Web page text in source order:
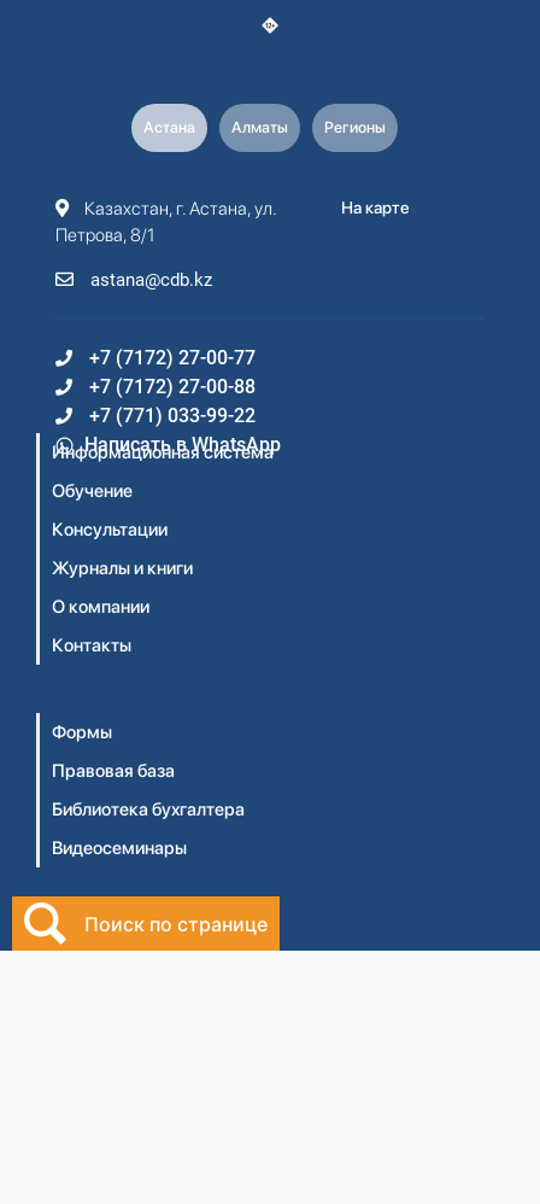
Поиск по странице
Астана Алматы Регионы
Казахстан, г. Астана, ул.
Петрова, 8/1
astana@cdb.kz
На карте
+7 (7172) 27-00-77
+7 (7172) 27-00-88
+7 (771) 033-99-22
Написать в WhatsApp
Информационная система
Обучение
Консультации
Журналы и книги
О компании
Контакты
Формы
Правовая база
Библиотека бухгалтера
Видеосеминары
Личный кабинет